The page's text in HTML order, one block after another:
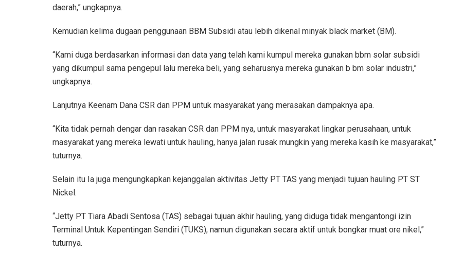
daerah,” ungkapnya.
Kemudian kelima dugaan penggunaan BBM Subsidi atau lebih dikenal minyak black market (BM).
“Kami duga berdasarkan informasi dan data yang telah kami kumpul mereka gunakan bbm solar subsidi
yang dikumpul sama pengepul lalu mereka beli, yang seharusnya mereka gunakan b bm solar industri,”
ungkapnya.
Lanjutnya Keenam Dana CSR dan PPM untuk masyarakat yang merasakan dampaknya apa.
“Kita tidak pernah dengar dan rasakan CSR dan PPM nya, untuk masyarakat lingkar perusahaan, untuk
masyarakat yang mereka lewati untuk hauling, hanya jalan rusak mungkin yang mereka kasih ke masyarakat,”
tuturnya.
Selain itu Ia juga mengungkapkan kejanggalan aktivitas Jetty PT TAS yang menjadi tujuan hauling PT ST
Nickel.
“Jetty PT Tiara Abadi Sentosa (TAS) sebagai tujuan akhir hauling, yang diduga tidak mengantongi izin
Terminal Untuk Kepentingan Sendiri (TUKS), namun digunakan secara aktif untuk bongkar muat ore nikel,”
tuturnya.